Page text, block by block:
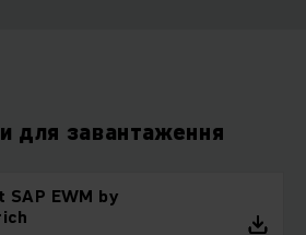
для завантаження
EWM by